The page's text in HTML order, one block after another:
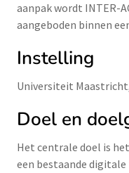
aanpak wordt INTER-
aangeboden binnen
Instelling
Universiteit
Doel en
Het centrale doel is
een bestaande